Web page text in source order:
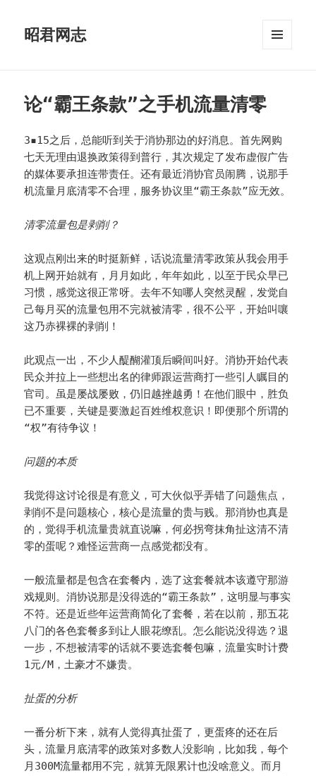
昭君网志
论“霸王条款”之手机流量清零
3▪15之后，总能听到关于消协那边的好消息。首先网购
七天无理由退换政策得到普行，其次规定了发布虚假广告
的媒体要承担连带责任。还有最近消协官员闹腾，说那手
机流量月底清零不合理，服务协议里“霸王条款”应无效。
清零流量包是剥削？
这观点刚出来的时挺新鲜，话说流量清零政策从我会用手
机上网开始就有，月月如此，年年如此，以至于民众早已
习惯，感觉这很正常呀。去年不知哪人突然灵醒，发觉自
己每月买的流量包用不完就被清零，很不公平，开始叫嚷
这乃赤裸裸的剥削！
此观点一出，不少人醍醐灌顶后瞬间叫好。消协开始代表
民众并拉上一些想出名的律师跟运营商打一些引人瞩目的
官司。虽是屡战屡败，仍旧越挫越勇！在他们眼中，胜负
已不重要，关键是要激起百姓维权意识！即便那个所谓的
“权”有待争议！
问题的本质
我觉得这讨论很是有意义，可大伙似乎弄错了问题焦点，
剥削不是问题核心，核心是流量的贵与贱。那消协也真是
的，觉得手机流量贵就直说嘛，何必拐弯抹角扯这清不清
零的蛋呢？难怪运营商一点感觉都没有。
一般流量都是包含在套餐内，选了这套餐就本该遵守那游
戏规则。消协说那是没得选的“霸王条款”，这明显与事实
不符。还是近些年运营商简化了套餐，若在以前，那五花
八门的各色套餐多到让人眼花缭乱。怎么能说没得选？退
一步，不想被清零的话就不要选套餐包嘛，流量实时计费
1元/M，土豪才不嫌贵。
扯蛋的分析
一番分析下来，就有人觉得真扯蛋了，更蛋疼的还在后
头，流量月底清零的政策对多数人没影响，比如我，每个
月300M流量都用不完，就算无限累计也没啥意义。而月